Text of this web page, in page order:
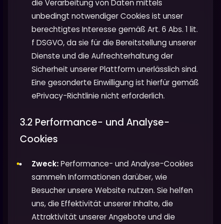
die Verarbeitung von Daten mittels
unbedingt notwendiger Cookies ist unser
berechtigtes Interesse gemäß Art. 6 Abs. 1 lit.
f DSGVO, da sie für die Bereitstellung unserer
Dienste und die Aufrechterhaltung der
Sicherheit unserer Plattform unerlässlich sind.
Eine gesonderte Einwilligung ist hierfür gemäß
ePrivacy-Richtlinie nicht erforderlich.
3.2 Performance- und Analyse-
Cookies
Zweck:Performance- und Analyse-Cookies
sammeln Informationen darüber, wie
Besucher unsere Website nutzen. Sie helfen
uns, die Effektivität unserer Inhalte, die
Attraktivität unserer Angebote und die